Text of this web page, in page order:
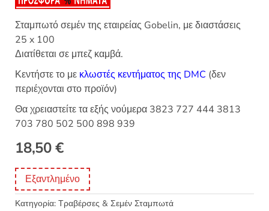
Σταμπωτό σεμέν της εταιρείας Gobelin, με διαστάσεις
25 x 100
Διατίθεται σε μπεζ καμβά.
Κεντήστε το με κλωστές κεντήματος της DMC (δεν
περιέχονται στο προϊόν)
Θα χρειαστείτε τα εξής νούμερα 3823 727 444 3813
703 780 502 500 898 939
18,50€
Εξαντλημένο
Κατηγορία: Τραβέρσες & Σεμέν Σταμπωτά